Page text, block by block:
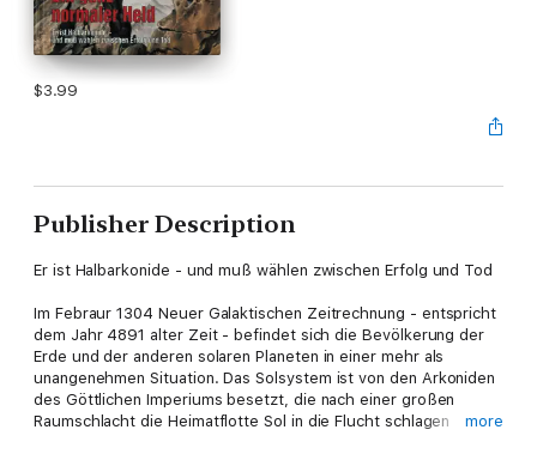
$3.99
Publisher Description
Er ist Halbarkonide - und muß wählen zwischen Erfolg und Tod
Im Febraur 1304 Neuer Galaktischen Zeitrechnung - entspricht
dem Jahr 4891 alter Zeit - befindet sich die Bevölkerung der
Erde und der anderen solaren Planeten in einer mehr als
unangenehmen Situation. Das Solsystem ist von den Arkoniden
des Göttlichen Imperiums besetzt, die nach einer großen
Raumschlacht die Heimatflotte Sol in die Flucht schlagen
more